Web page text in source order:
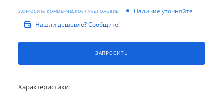
ЗАПРОСИТЬ КОММЕРЧЕСКОЕ ПРЕДЛОЖЕНИЕ
Наличие уточняйте
Нашли дешевле? Сообщите!
ЗАПРОСИТЬ
Характеристики